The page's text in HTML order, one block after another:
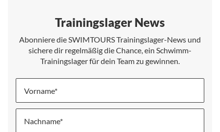
Trainingslager News
Abonniere die SWIMTOURS Trainingslager-News und
sichere dir regelmäßig die Chance, ein Schwimm-
Trainingslager für dein Team zu gewinnen.
Vorname
Nachname